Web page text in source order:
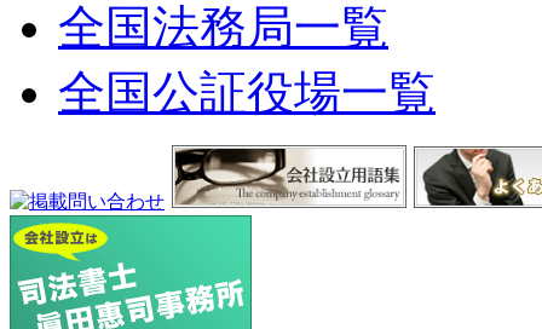
全国法務局一覧
全国公証役場一覧